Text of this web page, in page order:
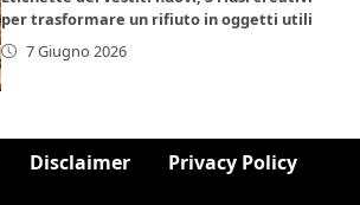
per trasformare un rifiuto in oggetti utili
7 Giugno 2026
Disclaimer Privacy Policy